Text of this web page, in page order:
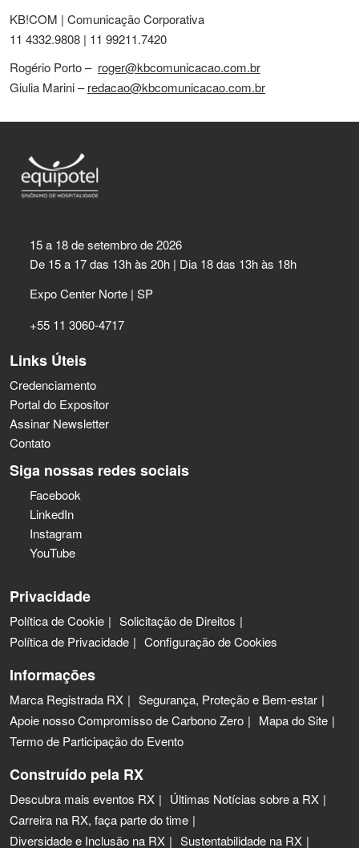
KB!COM | Comunicação Corporativa
11 4332.9808 | 11 99211.7420
Rogério Porto – roger@kbcomunicacao.com.br
Giulia Marini –redacao@kbcomunicacao.com.br
15 a 18 de setembro de 2026
De 15 a 17 das 13h às 20h | Dia 18 das 13h às 18h
Expo Center Norte | SP
+55 11 3060-4717
Links Úteis
Credenciamento
Portal do Expositor
Assinar Newsletter
Contato
Siga nossas redes sociais
Facebook
LinkedIn
Instagram
YouTube
Privacidade
Política de Cookie
Solicitação de Direitos
Política de Privacidade
Configuração de Cookies
Informações
Marca Registrada RX
Segurança, Proteção e Bem-estar
Apoie nosso Compromisso de Carbono Zero
Mapa do Site
Termo de Participação do Evento
Construído pela RX
Descubra mais eventos RX
Últimas Notícias sobre a RX
Carreira na RX, faça parte do time
Diversidade e Inclusão na RX
Sustentabilidade na RX